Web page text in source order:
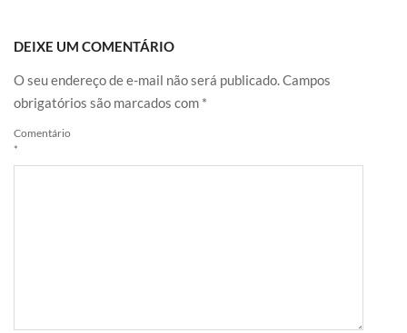
DEIXE UM COMENTÁRIO
O seu endereço de e-mail não será publicado.Campos
obrigatórios são marcados com *
Comentário
*